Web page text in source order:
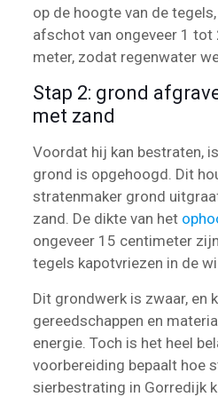
op de hoogte van de
afschot van ongeveer 1 tot
meter, zodat regenwater
Stap 2: grond
met zand
Voordat hij kan bestraten,
grond is opgehoogd. Dit
stratenmaker grond
zand. De dikte van het
ongeveer 15 centimeter
tegels kapotvriezen in de
Dit grondwerk is zwaar, en
gereedschappen en
energie. Toch is het heel
voorbereiding bepaalt hoe
sierbestrating in Gorredijk